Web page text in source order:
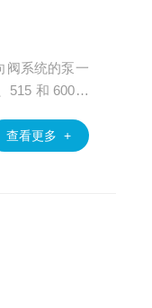
阀系统的泵一
515 和 600 H
查看更多 +